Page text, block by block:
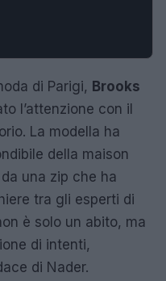
di Parigi, Brooks
l’attenzione con il
La modella ha
della maison
una zip che ha
tra gli esperti di
è solo un abito, ma
di intenti,
di Nader.